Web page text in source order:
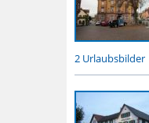
2 Urlaubsbilder